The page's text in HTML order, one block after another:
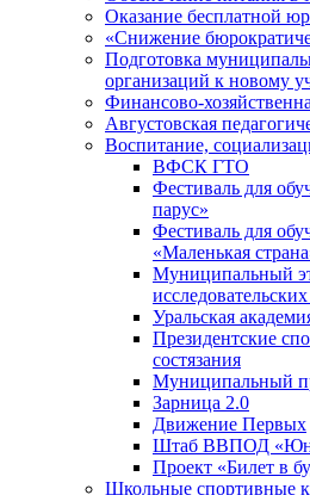
Оказание бесплатной
«Снижение
Подготовка
организаций к новому
Финансово-
Августовская
Воспитание,
ВФСК ГТО
Фестиваль для
парус»
Фестиваль для
«Маленькая
Муниципальный
Уральская
Президентские
состязания
Муниципальный
Зарница 2.0
Движение Первых
Штаб ВВПОД
Проект «Билет в
Школьные спортивные